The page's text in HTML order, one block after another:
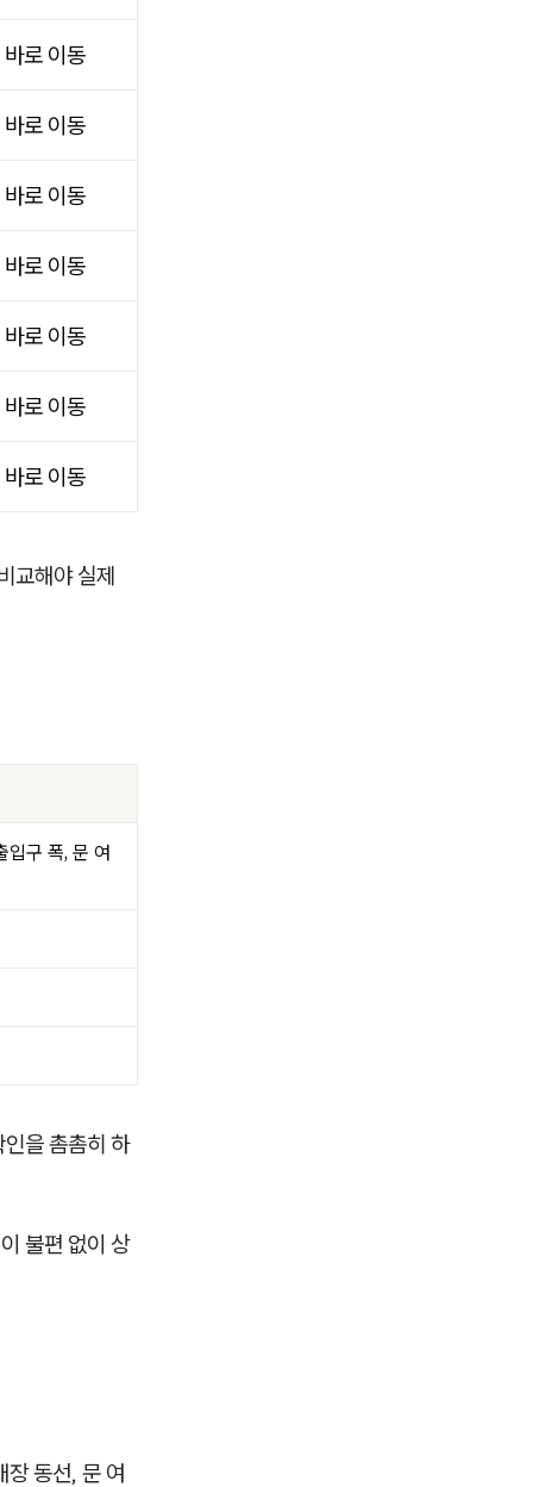
바로 이동
바로 이동
바로 이동
바로 이동
바로 이동
바로 이동
바로 이동
교해야 실제
입구 폭, 문 여
을 촘촘히 하
불편 없이 상
장 동선, 문 여